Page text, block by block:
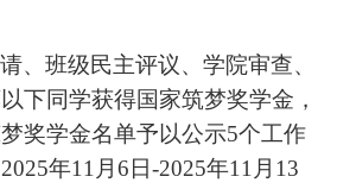
、班级民主评议、学院审查、
下同学获得国家筑梦奖学金，
奖学金名单予以公示5个工作
2025年11 月6 日-2025年11 月 13